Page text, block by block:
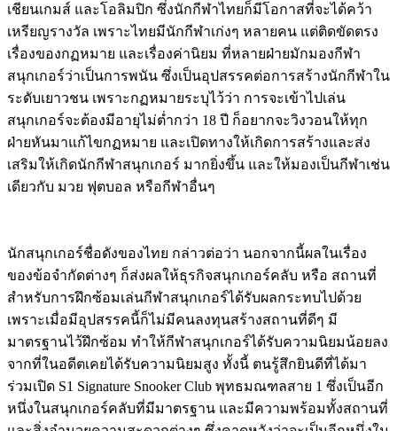
เชียนเกมส์ และโอลิมปิก ซึ่งนักกีฬาไทยก็มีโอกาสที่จะได้คว้า
เหรียญรางวัล เพราะไทยมีนักกีฬาเก่งๆ หลายคน แต่ติดขัดตรง
เรื่องของกฏหมาย และเรื่องค่านิยม ที่หลายฝ่ายมักมองกีฬา
สนุกเกอร์ว่าเป็นการพนัน ซึ่งเป็นอุปสรรคต่อการสร้างนักกีฬาใน
ระดับเยาวชน เพราะกฏหมายระบุไว้ว่า การจะเข้าไปเล่น
สนุกเกอร์จะต้องมีอายุไม่ต่ำกว่า 18 ปี ก็อยากจะวิงวอนให้ทุก
ฝ่ายหันมาแก้ไขกฏหมาย และเปิดทางให้เกิดการสร้างและส่ง
เสริมให้เกิดนักกีฬาสนุกเกอร์ มากยิ่งขึ้น และให้มองเป็นกีฬาเช่น
เดียวกับ มวย ฟุตบอล หรือกีฬาอื่นๆ
นักสนุกเกอร์ชื่อดังของไทย กล่าวต่อว่า นอกจากนี้ผลในเรื่อง
ของข้อจำกัดต่างๆ ก็ส่งผลให้ธุรกิจสนุกเกอร์คลับ หรือ สถานที่
สำหรับการฝึกซ้อมเล่นกีฬาสนุกเกอร์ได้รับผลกระทบไปด้วย
เพราะเมื่อมีอุปสรรคนี้ก็ไม่มีคนลงทุนสร้างสถานที่ดีๆ มี
มาตรฐานไว้ฝึกซ้อม ทำให้กีฬาสนุกเกอร์ได้รับความนิยมน้อยลง
จากที่ในอดีตเคยได้รับความนิยมสูง ทั้งนี้ ตนรู้สึกยินดีที่ได้มา
ร่วมเปิด S1 Signature Snooker Club พุทธมณฑลสาย 1 ซึ่งเป็นอีก
หนึ่งในสนุกเกอร์คลับที่มีมาตรฐาน และมีความพร้อมทั้งสถานที่